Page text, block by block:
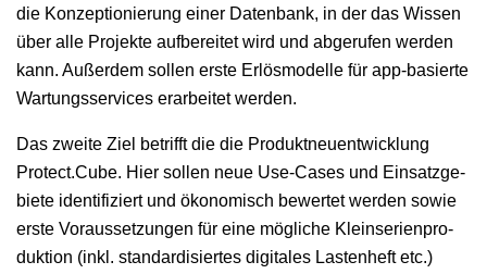
die Konzep­tion­ierung ein­er Daten­bank, in der das Wis­sen
über alle Pro­jek­te auf­bere­it­et wird und abgerufen wer­den
kann. Außer­dem sollen erste Erlös­mod­elle für app-basierte
Wartungsser­vices erar­beit­et werden.
Das zweite Ziel bet­rifft die die Pro­duk­t­neuen­twick­lung
Protect.Cube. Hier sollen neue Use-Cas­es und Ein­satzge­
bi­ete iden­ti­fiziert und ökonomisch bew­ertet wer­den sowie
erste Voraus­set­zun­gen für eine mögliche Klein­se­rien­pro­
duk­tion (inkl. stan­dar­d­isiertes dig­i­tales Las­ten­heft etc.)